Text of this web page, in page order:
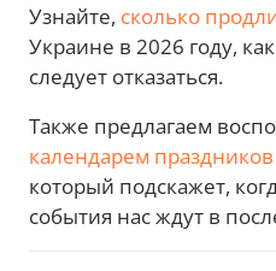
Узнайте, сколько
Украине в 2026 году,
следует отказаться.
Также предлагаем
календарем праздников
который подскажет,
события нас ждут в